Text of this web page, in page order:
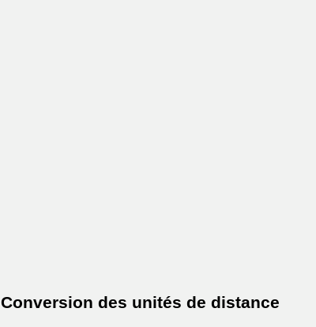
Conversion des unités de distance